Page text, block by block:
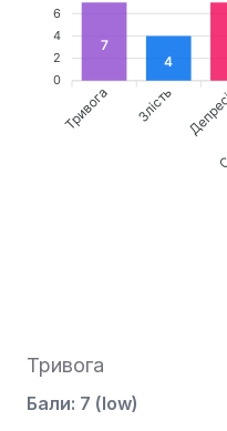
6
4
2
0
7
4
Тривога Злість
Тривога
Бали: 7 (low)